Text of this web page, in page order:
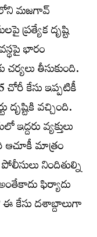
మజగావ్‌
ప్రత్యేక దృష్టి
భారం
తీసుకుంది.
కేసు ఇప్పటికీ
వచ్చింది.
వ్యక్తులు
ఆచూకీ మాత్రం
నిందితుల్ని
ఫిర్యాదు
కేసు దశాబ్దాలుగా